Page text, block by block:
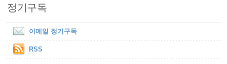
정기구독
이메일 정기구독
RSS